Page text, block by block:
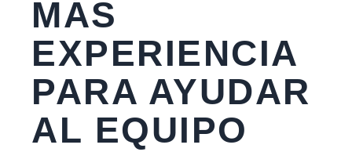
MÁS
EXPERIENCIA
PARA AYUDAR
AL EQUIPO